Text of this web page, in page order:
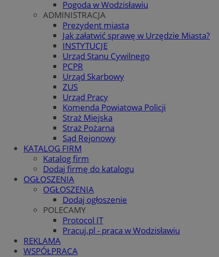
Pogoda w Wodzisławiu
ADMINISTRACJA
Prezydent miasta
Jak załatwić sprawę w Urzędzie Miasta?
INSTYTUCJE
Urząd Stanu Cywilnego
PCPR
Urząd Skarbowy
ZUS
Urząd Pracy
Komenda Powiatowa Policji
Straż Miejska
Straż Pożarna
Sąd Rejonowy
KATALOG FIRM
Katalog firm
Dodaj firmę do katalogu
OGŁOSZENIA
OGŁOSZENIA
Dodaj ogłoszenie
POLECAMY
Protocol IT
Pracuj.pl - praca w Wodzisławiu
REKLAMA
WSPÓŁPRACA